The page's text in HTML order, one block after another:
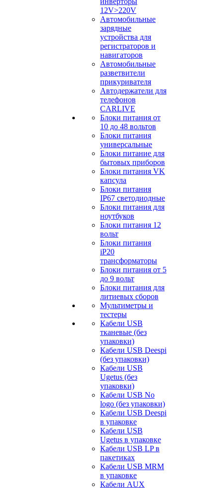
12V>220V
Автомобильные
зарядные
устройства для
регистраторов и
навигаторов
Автомобильные
разветвители
прикуривателя
Автодержатели для
телефонов
CARLIVE
Блоки питания от
10 до 48 вольтов
Блоки питания
универсальные
Блоки питание для
бытовых приборов
Блоки питания VK
капсула
Блоки питания
IP67 светодиодные
Блоки питания для
ноутбуков
Блоки питания 12
вольт
Блоки питания
iP20
трансформаторы
Блоки питания от 5
до 9 вольт
Блоки питания для
литиевых сборов
Мультиметры и
тестеры
Кабели USB
тканевые (без
упаковки)
Кабели USB Deespi
(без упаковки)
Кабели USB
Ugetus (без
упаковки)
Кабели USB No
logo (без упаковки)
Кабели USB Deespi
в упаковке
Кабели USB
Ugetus в упаковке
Кабели USB LP в
пакетиках
Кабели USB MRM
в упаковке
Кабели AUX